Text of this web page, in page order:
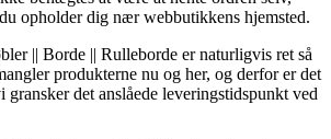
opholder dig nær webbutikkens hjemsted.
|| Borde || Rulleborde er naturligvis ret så
produkterne nu og her, og derfor er det
det anslåede leveringstidspunkt ved